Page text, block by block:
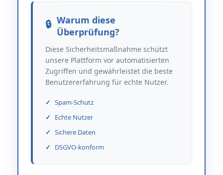
Warum diese
Überprüfung?
Diese Sicherheitsmaßnahme schützt
unsere Plattform vor automatisierten
Zugriffen und gewährleistet die beste
Benutzererfahrung für echte Nutzer.
Spam-Schutz
Echte Nutzer
Sichere Daten
DSGVO-konform